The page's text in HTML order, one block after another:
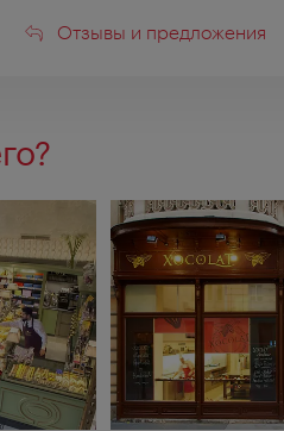
Отзывы
Отзывы и предложения